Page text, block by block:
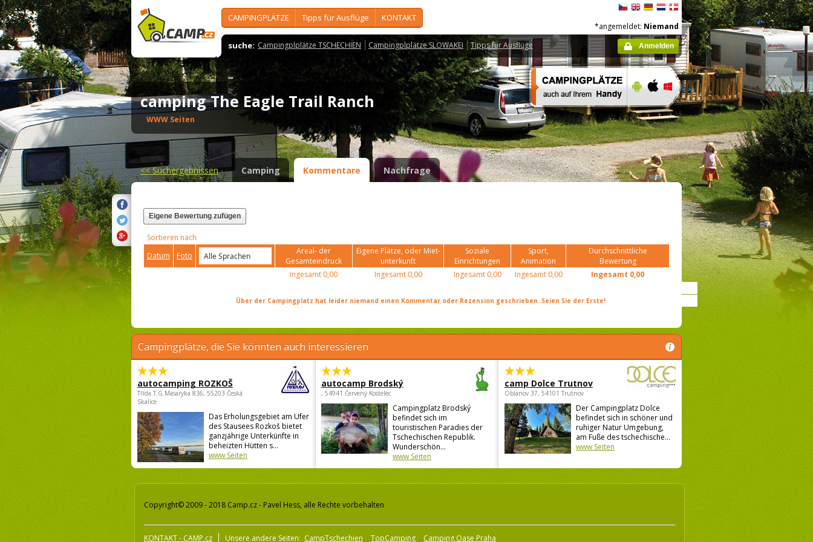
CAMPINGPLÄTZE Tipps für Ausflüge KONTAKT
suche: Campingplplätze TSCHECHIEN Campingplplätze SLOWAKEI Tipps für Ausflüge
*angemeldet: Niemand
Anmelden
camping The Eagle Trail Ranch
WWW Seiten
<<Suchergebnissen Camping Kommentare Nachfrage
Eigene Bewertung zufügen
Sortieren nach
Datum
Foto
Areal- der
Gesamteindruck
Eigene Plätze, oder Miet-
unterkunft
Soziale
Einrichtungen
Sport,
Animation
Durchschnittliche
Bewertung
Ingesamt 0,00 Ingesamt0,00 Ingesamt0,00 Ingesamt0,00 Ingesamt 0,00
Über der Campingplatz hat leider niemand einen Kommentar oder Rezension geschrieben. Seien Sie der Erste!
Campingplätze, die Sie könnten auch interessieren
autocamping ROZKOŠ
Třída.T.G.Masaryka 836, 55203 Česká
Skalice
Das Erholungsgebiet am Ufer
des Stausees Rozkoš bietet
ganzjährige Unterkünfte in
beheizten Hütten s...
www Seiten
autocamp Brodský
, 54941 Červený Kostelec
Campingplatz Brodský
befindet sich im
touristischen Paradies der
Tschechischen Republik.
Wunderschön...
www Seiten
camp Dolce Trutnov
Oblanov 37, 54101 Trutnov
Der Campingplatz Dolce
befindet sich in schöner und
ruhiger Natur Umgebung,
am Fuße des tschechische...
www Seiten
Copyright© 2009 - 2018 Camp.cz - Pavel Hess, alle Rechte vorbehalten
KONTAKT - CAMP.cz Unsere andere Seiten: CampTschechien TopCamping Camping Oase Praha